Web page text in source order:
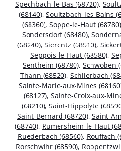
Spechbach-le-Bas (68720),
(68140), Soultzbach-les-Bains
(68360), Soppe-le-Haut (68780)
Sondersdorf (68480),
(68240), Sierentz (68510),
Seppois-le-Haut (68580),
Sentheim (68780), Schwoben
Thann (68520), Schlierbach
Sainte-Marie-aux-Mines
(68127), Sainte-Croix-aux-
(68210), Saint-Hippolyte
Saint-Bernard (68720), Saint-
(68740), Rumersheim-le-Haut
Ruederbach (68560), Rouffach
Rorschwihr (68590),